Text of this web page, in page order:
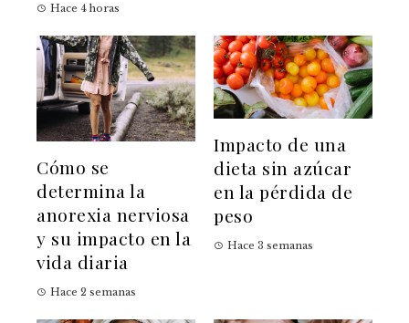
Hace 4 horas
Cómo se
determina la
anorexia nerviosa
y su impacto en la
vida diaria
Hace 2 semanas
Impacto de una
dieta sin azúcar
en la pérdida de
peso
Hace 3 semanas